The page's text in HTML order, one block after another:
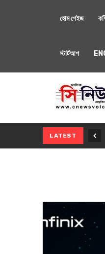
হোম পেইজ
স্টার্টআপ
LATEST